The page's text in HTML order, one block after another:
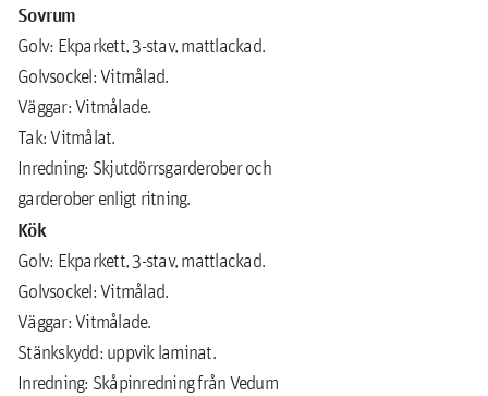
Sovrum
Golv: Ekparkett, 3-stav, mattlackad.
Golvsockel: Vitmålad.
Väggar: Vitmålade.
Tak: Vitmålat.
Inredning: Skjutdörrsgarderober och
garderober enligt ritning.
Kök
Golv: Ekparkett, 3-stav, mattlackad.
Golvsockel: Vitmålad.
Väggar: Vitmålade.
Stänkskydd: uppvik laminat.
Inredning: Skåpinredning från Vedum